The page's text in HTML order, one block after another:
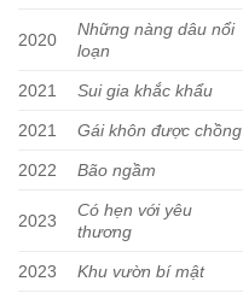
2020
Những nàng dâu nổi
loạn
2021 Sui gia khắc khẩu
2021 Gái khôn được chồng
2022 Bão ngầm
2023
Có hẹn với yêu
thương
2023 Khu vườn bí mật